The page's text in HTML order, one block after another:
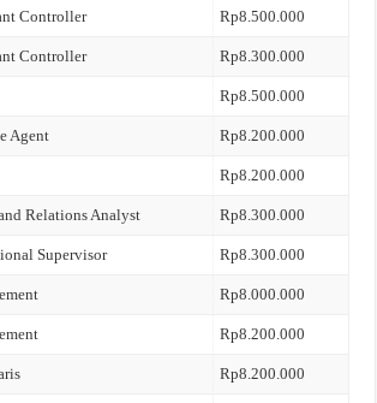
Controller Rp8.500.000
Controller Rp8.300.000
Rp8.500.000
Agent Rp8.200.000
Rp8.200.000
Relations Analyst Rp8.300.000
Supervisor Rp8.300.000
Rp8.000.000
Rp8.200.000
Rp8.200.000